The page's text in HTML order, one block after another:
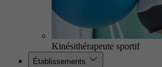
Kinésithérapeute sportif
Établissements